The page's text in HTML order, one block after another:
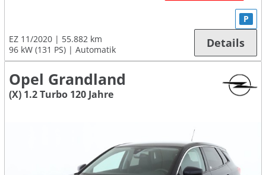
EZ 11/2020
55.882 km
96 kW (131 PS)
Automatik
P
Details
Opel Grandland
(X) 1.2 Turbo 120 Jahre